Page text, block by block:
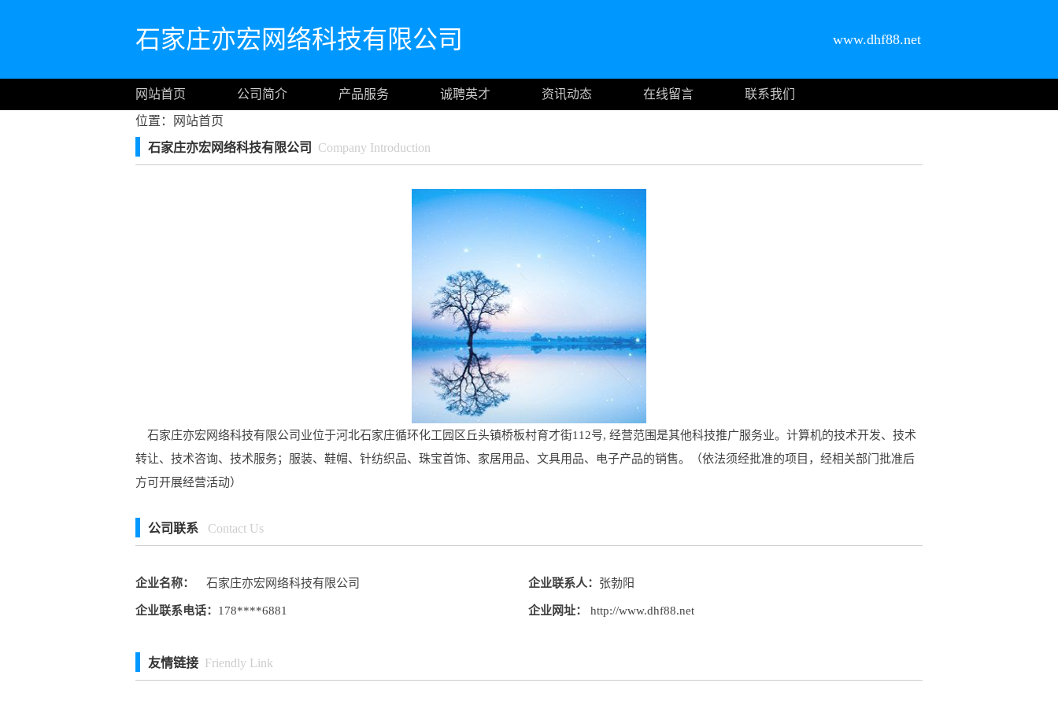
石家庄亦宏网络科技有限公司 www.dhf88.net
网站首页 公司简介 产品服务 诚聘英才 资讯动态 在线留言
联系我们
位置：
网站首页
石家庄亦宏网络科技有限公司
Company Introduction
石家庄亦宏网络科技有限公司业位于河北石家庄循环化工园区丘头镇桥板村育才街112号, 经营范围是其他科技推广服务业。计算机的技术开发、技术
转让、技术咨询、技术服务；服装、鞋帽、针纺织品、珠宝首饰、家居用品、文具用品、电子产品的销售。（依法须经批准的项目，经相关部门批准后
方可开展经营活动）
公司联系 Contact Us
企业名称： 石家庄亦宏网络科技有限公司 企业联系人： 张勃阳
企业联系电话： 178****6881 企业网址： http://www.dhf88.net
友情链接 Friendly Link